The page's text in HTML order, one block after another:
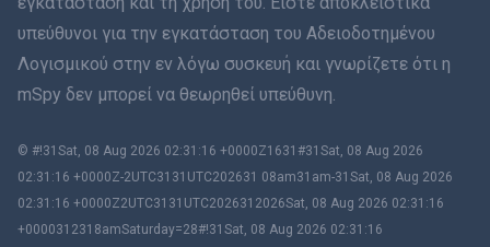
Tiếng Việt
繁體中文
Μπαχάσα Μελάγιου
Čeština
υπεύθυνοι για την εγκατάσταση του Αδειοδοτημένου
Λογισμικού στην εν λόγω συσκευή και γνωρίζετε ότι η
mSpy δεν μπορεί να θεωρηθεί υπεύθυνη.
© #!31Sat, 08 Aug 2026 02:31:16 +0000Z1631#31Sat, 08 Aug 2026
02:31:16 +0000Z-2UTC3131UTC202631 08am31am-31Sat, 08 Aug 2026
02:31:16 +0000Z2UTC3131UTC2026312026Sat, 08 Aug 2026 02:31:16
+0000312318amSaturday=28#!31Sat, 08 Aug 2026 02:31:16